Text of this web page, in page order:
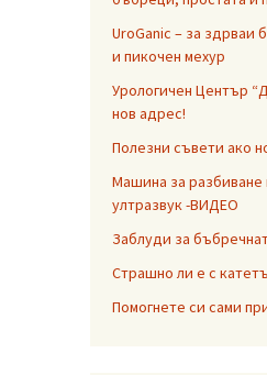
UroGanic – за здрваи
и пикочен мехур
Урологичен Център
нов адрес!
Полезни съвети ако
Машина за разбиване
ултразвук -ВИДЕО
Заблуди за
Страшно ли е с
Помогнете си сами